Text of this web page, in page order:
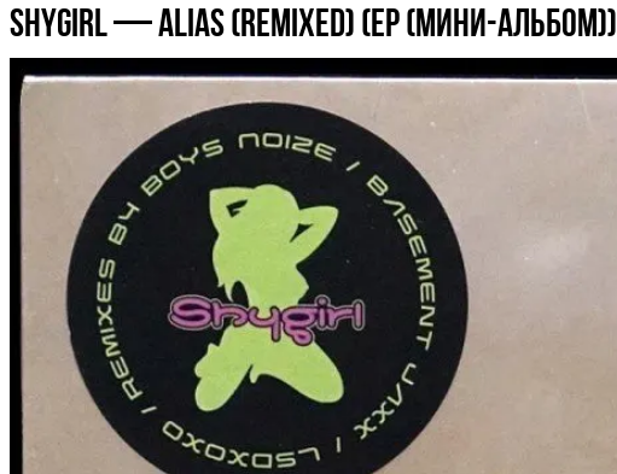
Shygirl — Alias (Remixed) (EP (мини-альбом))